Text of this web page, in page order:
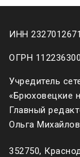
ИНН 2327012671
ОГРН
Учредитель
«Брюховецкие
Главный
Ольга
352750,